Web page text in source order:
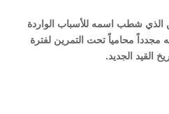
الذي شطب اسمه للأسباب الواردة
اسمه مجدداً محامياً تحت التمرين لفترة
القيد الجديد.